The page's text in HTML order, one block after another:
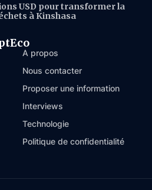
USD pour transformer la
à Kinshasa
À propos
Nous contacter
Proposer une information
Interviews
Technologie
Politique de confidentialité